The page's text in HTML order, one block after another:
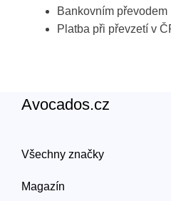
Bankovním převodem
Platba při převzetí v
Avocados.cz
Všechny značky
Magazín